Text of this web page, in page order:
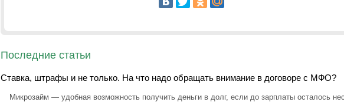
Последние статьи
Ставка, штрафы и не только. На что надо обращать внимание в договоре с МФО?
Микрозайм — удобная возможность получить деньги в долг, если до зарплаты осталось